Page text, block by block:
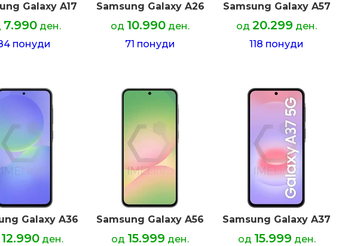
Galaxy A17
7.990 ден.
понуди
Samsung Galaxy A26
од 10.990 ден.
71 понуди
Samsung Galaxy A57
од 20.299 ден.
118 понуди
Galaxy A36
12.990 ден.
Samsung Galaxy A56
од 15.999 ден.
Samsung Galaxy A37
од 15.999 ден.